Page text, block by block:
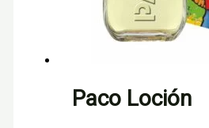
Paco Loción